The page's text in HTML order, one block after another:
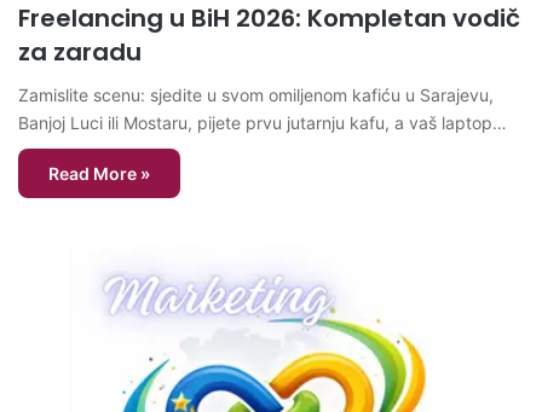
Freelancing u BiH 2026: Kompletan vodič
za zaradu
Zamislite scenu: sjedite u svom omiljenom kafiću u Sarajevu,
Banjoj Luci ili Mostaru, pijete prvu jutarnju kafu, a vaš laptop…
Read More »